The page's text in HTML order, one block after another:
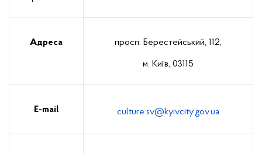
Адреса просп. Берестейський, 112,
м. Київ, 03115
E-mail culture.sv@kyivcity.gov.ua